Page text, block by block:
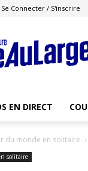
Se Connecter / S'inscrire
Course
au
Large
EN DIRECT
du monde en solitaire
solitaire